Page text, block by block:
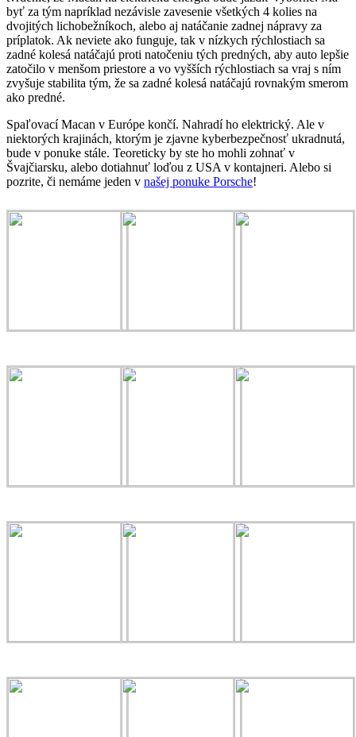
byť za tým napríklad nezávisle zavesenie všetkých 4 kolies na
dvojitých lichobežníkoch, alebo aj natáčanie zadnej nápravy za
príplatok. Ak neviete ako funguje, tak v nízkych rýchlostiach sa
zadné kolesá natáčajú proti natočeniu tých predných, aby auto lepšie
zatočilo v menšom priestore a vo vyšších rýchlostiach sa vraj s ním
zvyšuje stabilita tým, že sa zadné kolesá natáčajú rovnakým smerom
ako predné.
Spaľovací Macan v Európe končí. Nahradí ho elektrický. Ale v
niektorých krajinách, ktorým je zjavne kyberbezpečnosť ukradnutá,
bude v ponuke stále. Teoreticky by ste ho mohli zohnať v
Švajčiarsku, alebo dotiahnuť loďou z USA v kontajneri. Alebo si
pozrite, či nemáme jeden v našej ponuke Porsche!